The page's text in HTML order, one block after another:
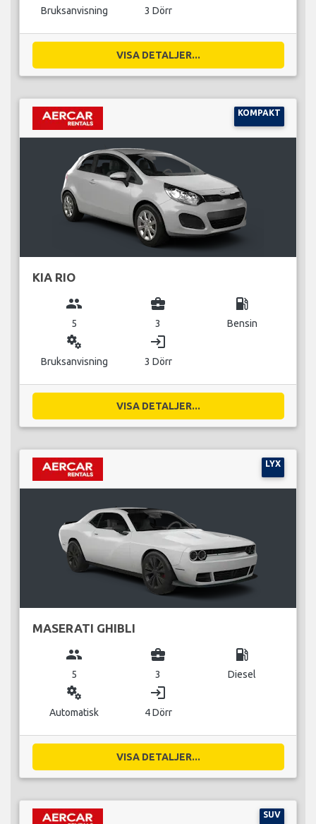
Bruksanvisning 3 Dörr
VISA DETALJER...
KOMPAKT
KIA RIO
group
5
business_center
3
local_gas_station
Bensin
miscellaneous_services
Bruksanvisning
login
3 Dörr
VISA DETALJER...
LYX
MASERATI GHIBLI
group
5
business_center
3
local_gas_station
Diesel
miscellaneous_services
Automatisk
login
4 Dörr
VISA DETALJER...
SUV